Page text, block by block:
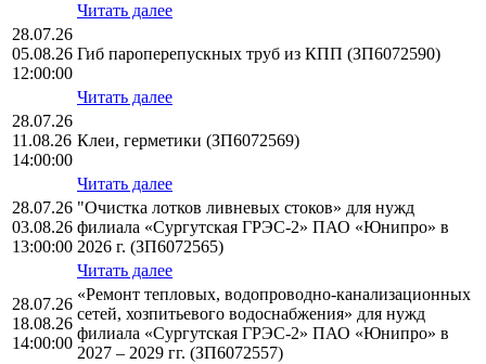
Читать далее
28.07.26
05.08.26
12:00:00
Гиб пароперепускных труб из КПП (ЗП6072590)
Читать далее
28.07.26
11.08.26
14:00:00
Клеи, герметики (ЗП6072569)
Читать далее
28.07.26
03.08.26
13:00:00
"Очистка лотков ливневых стоков» для нужд
филиала «Сургутская ГРЭС-2» ПАО «Юнипро» в
2026 г. (ЗП6072565)
Читать далее
28.07.26
18.08.26
14:00:00
«Ремонт тепловых, водопроводно-канализационных
сетей, хозпитьевого водоснабжения» для нужд
филиала «Сургутская ГРЭС-2» ПАО «Юнипро» в
2027 – 2029 гг. (ЗП6072557)